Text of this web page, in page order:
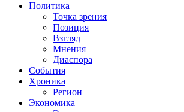
Политика
Точка зрения
Позиция
Взгляд
Мнения
Диаспора
События
Хроника
Регион
Экономика